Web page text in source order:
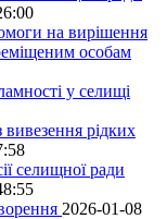
на вирішення
особам
у селищі
рідких
селищної ради
2026-01-08